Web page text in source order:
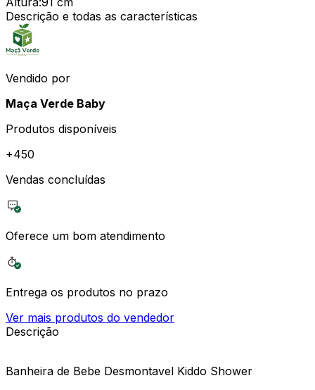
Descrição e todas as características
Vendido por
Maça Verde Baby
Produtos disponíveis
+450
Vendas concluídas
Oferece um bom atendimento
Entrega os produtos no prazo
Ver mais produtos do vendedor
Descrição
Banheira de Bebe Desmontavel Kiddo Shower